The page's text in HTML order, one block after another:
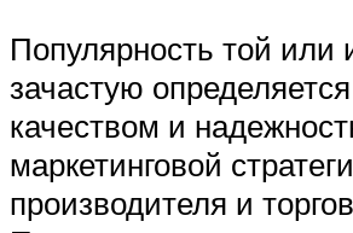
Популярность той или
зачастую
качеством и
маркетинговой
производителя и